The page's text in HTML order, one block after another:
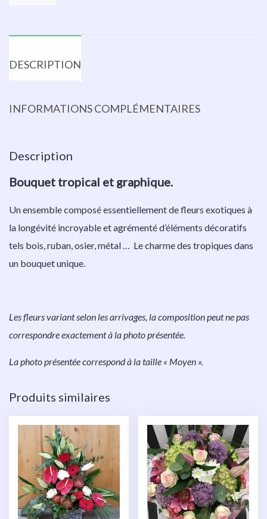
DESCRIPTION
INFORMATIONS COMPLÉMENTAIRES
Description
Bouquet tropical et graphique.
Un ensemble composé essentiellement de fleurs exotiques à
la longévité incroyable et agrémenté d’éléments décoratifs
tels bois, ruban, osier, métal … Le charme des tropiques dans
un bouquet unique.
Les fleurs variant selon les arrivages, la composition peut ne pas
correspondre exactement à la photo présentée.
La photo présentée correspond à la taille « Moyen ».
Produits similaires